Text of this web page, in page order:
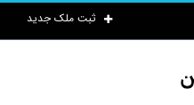
ثبت ملک جدید